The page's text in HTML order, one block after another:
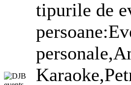
tipurile de